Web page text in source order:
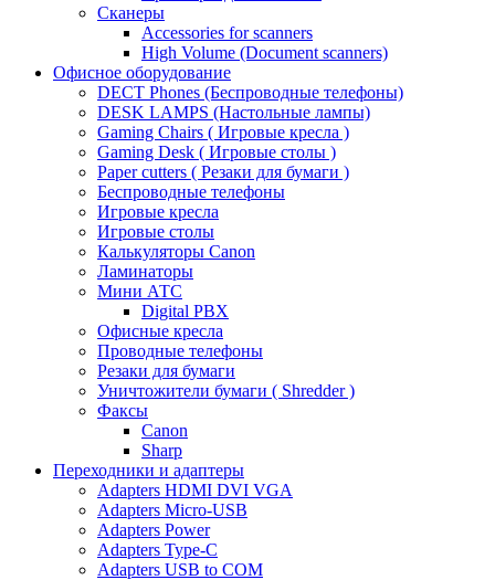
Сканеры
Accessories for scanners
High Volume (Document scanners)
Офисное оборудование
DECT Phones (Беспроводные телефоны)
DESK LAMPS (Настольные лампы)
Gaming Chairs ( Игровые кресла )
Gaming Desk ( Игровые столы )
Paper cutters ( Резаки для бумаги )
Беспроводные телефоны
Игровые кресла
Игровые столы
Калькуляторы Canon
Ламинаторы
Мини АТС
Digital PBX
Офисные кресла
Проводные телефоны
Резаки для бумаги
Уничтожители бумаги ( Shredder )
Факсы
Canon
Sharp
Переходники и адаптеры
Adapters HDMI DVI VGA
Adapters Micro-USB
Adapters Power
Adapters Type-C
Adapters USB to COM